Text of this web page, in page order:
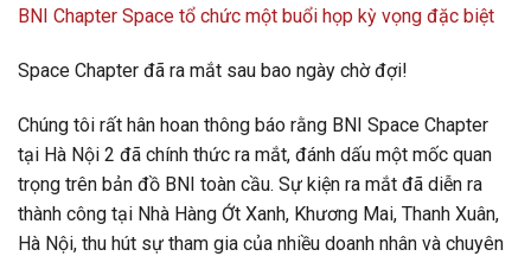
BNI Chapter Space tổ chức một buổi họp kỳ vọng đặc biệt
Space Chapter đã ra mắt sau bao ngày chờ đợi!
Chúng tôi rất hân hoan thông báo rằng BNI Space Chapter
tại Hà Nội 2 đã chính thức ra mắt, đánh dấu một mốc quan
trọng trên bản đồ BNI toàn cầu. Sự kiện ra mắt đã diễn ra
thành công tại Nhà Hàng Ớt Xanh, Khương Mai, Thanh Xuân,
Hà Nội, thu hút sự tham gia của nhiều doanh nhân và chuyên